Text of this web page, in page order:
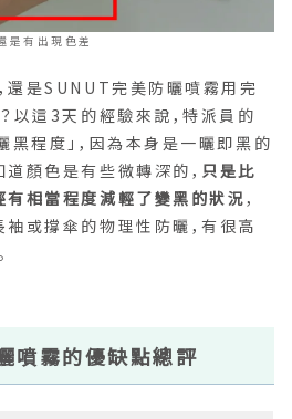
是有出現色差
還是SUNUT完美防曬噴霧用完
以這3天的經驗來說，特派員的
程度」，因為本身是一曬即黑的
顏色是有些微轉深的， 只是比
有相當程度減輕了變黑的狀況，
或撐傘的物理性防曬，有很高
噴霧的優缺點總評